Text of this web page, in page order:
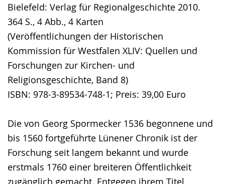
Bielefeld: Verlag für Regionalgeschichte 2010.
364 S., 4 Abb., 4 Karten
(Veröffentlichungen der Historischen
Kommission für Westfalen XLIV: Quellen und
Forschungen zur Kirchen- und
Religionsgeschichte, Band 8)
ISBN: 978-3-89534-748-1; Preis: 39,00 Euro
Die von Georg Spormecker 1536 begonnene und
bis 1560 fortgeführte Lünener Chronik ist der
Forschung seit langem bekannt und wurde
erstmals 1760 einer breiteren Öffentlichkeit
zugänglich gemacht. Entgegen ihrem Titel